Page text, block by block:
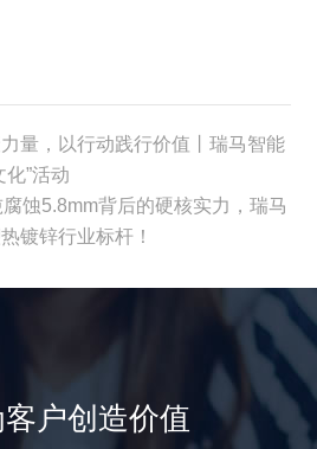
量，以行动践行价值丨瑞马智能
”活动
蚀5.8mm背后的硬核实力，瑞马
镀锌行业标杆！
户创造价值